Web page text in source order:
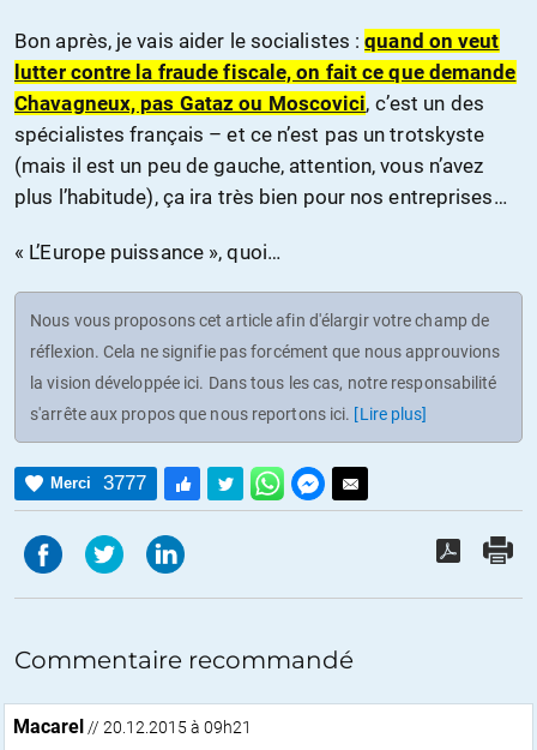
Bon après, je vais aider le socialistes :quand on veut
lutter contre la fraude fiscale, on fait ce que demande
Chavagneux, pas Gataz ou Moscovici, c’est un des
spécialistes français – et ce n’est pas un trotskyste
(mais il est un peu de gauche, attention, vous n’avez
plus l’habitude), ça ira très bien pour nos entreprises…
« L’Europe puissance », quoi…
Nous vous proposons cet article afin d'élargir votre champ de
réflexion. Cela ne signifie pas forcément que nous approuvions
la vision développée ici. Dans tous les cas, notre responsabilité
s'arrête aux propos que nous reportons ici. [Lire plus]
Merci 3777
Commentaire recommandé
Macarel // 20.12.2015 à 09h21